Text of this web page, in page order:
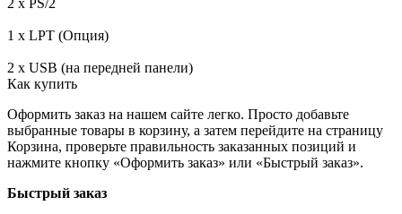
1 x LPT (Опция)
2 x USB (на передней панели)
Как купить
Оформить заказ на нашем сайте легко. Просто добавьте
выбранные товары в корзину, а затем перейдите на страницу
Корзина, проверьте правильность заказанных позиций и
нажмите кнопку «Оформить заказ» или «Быстрый заказ».
Быстрый заказ